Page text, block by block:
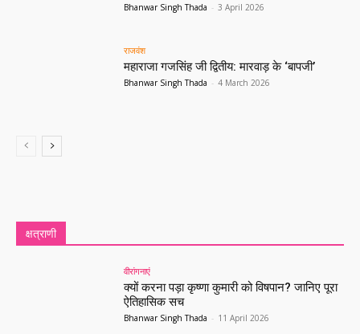
Bhanwar Singh Thada - 3 April 2026
राजवंश
महाराजा गजसिंह जी द्वितीय: मारवाड़ के ‘बापजी’
Bhanwar Singh Thada - 4 March 2026
क्षत्राणी
वीरांगनाएं
क्यों करना पड़ा कृष्णा कुमारी को विषपान? जानिए पूरा
ऐतिहासिक सच
Bhanwar Singh Thada - 11 April 2026